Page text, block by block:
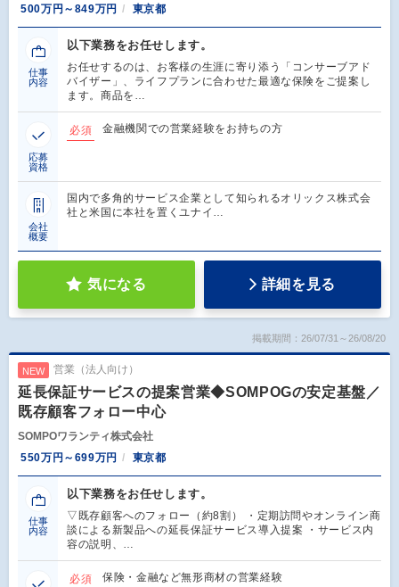
500万円～849万円
東京都
仕事
内容
以下業務をお任せします。
お任せするのは、お客様の生涯に寄り添う「コンサーブアド
バイザー」、ライフプランに合わせた最適な保険をご提案し
ます。商品を…
応募
資格
必須 金融機関での営業経験をお持ちの方
会社
概要
国内で多角的サービス企業として知られるオリックス株式会
社と米国に本社を置くユナイ…
気になる 詳細を見る
掲載期間：26/07/31～26/08/20
NEW 営業（法人向け）
延長保証サービスの提案営業◆SOMPOGの安定基盤／
既存顧客フォロー中心
SOMPOワランティ株式会社
550万円～699万円
東京都
仕事
内容
以下業務をお任せします。
▽既存顧客へのフォロー（約8割） ・定期訪問やオンライン商
談による新製品への延長保証サービス導入提案 ・サービス内
容の説明、…
必須 保険・金融など無形商材の営業経験